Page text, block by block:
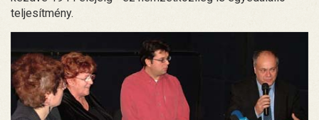
teljesítmény.